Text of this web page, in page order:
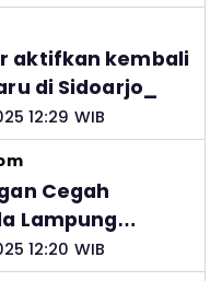
aktifkan kembali
di Sidoarjo_
12:29 WIB
Cegah
Lampung
Orang Tua
12:20 WIB